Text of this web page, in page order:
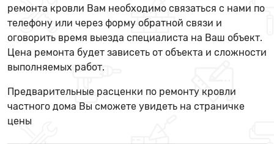
ремонта кровли Вам необходимо связаться с нами по
телефону или через форму обратной связи и
оговорить время выезда специалиста на Ваш объект.
Цена ремонта будет зависеть от объекта и сложности
выполняемых работ.
Предварительные расценки по ремонту кровли
частного дома Вы сможете увидеть на страничке
цены